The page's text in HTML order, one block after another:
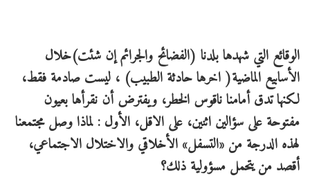
الوقائع التي شهدها بلدنا (الفضائح والجرائم إن شئت)خلال
الأسابيع الماضية( اخرها حادثة الطبيب) ، ليست صادمة فقط،
لكنها تدق أمامنا ناقوس الخطر، ويفترض أن نقرأها بعيون
مفتوحة على سؤالين اثنين، على الاقل، الأول : لماذا وصل مجتمعنا
لهذه الدرجة من «التسفل» الأخلاقي والاختلال الاجتماعي،
أقصد من يتحمل مسؤولية ذلك؟